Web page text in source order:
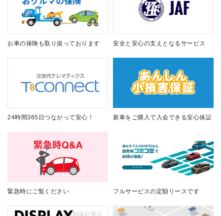
お車の保険も取り扱っております 安全と安心の支えとなるサービス
24時間365日つながって安心！ 新車をご購入で入会できる安心保証
緊急時にご覧ください フルサービスの定額リースです